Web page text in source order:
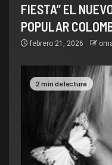
FIESTA” EL
POPULAR
febrero 21, 2026
2 min de lectura